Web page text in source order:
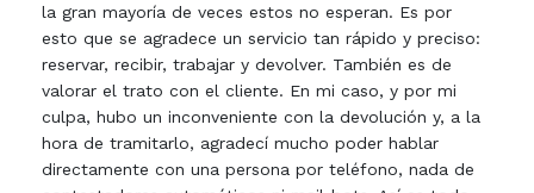
la gran mayoría de veces estos no esperan. Es por
esto que se agradece un servicio tan rápido y preciso:
reservar, recibir, trabajar y devolver. También es de
valorar el trato con el cliente. En mi caso, y por mi
culpa, hubo un inconveniente con la devolución y, a la
hora de tramitarlo, agradecí mucho poder hablar
directamente con una persona por teléfono, nada de